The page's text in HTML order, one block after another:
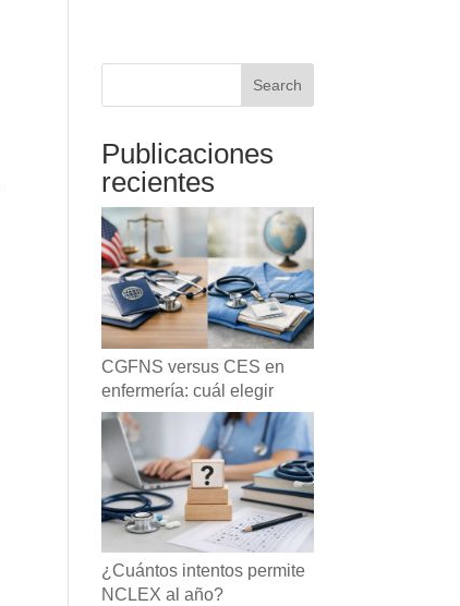
Search
Publicaciones
recientes
CGFNS versus CES en
enfermería: cuál elegir
¿Cuántos intentos permite
NCLEX al año?